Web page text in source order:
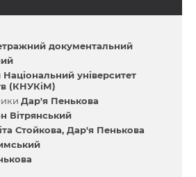
документальний
Національний університет
(КНУКіМ)
Дар'я Пенькова
Вітрянський
Стойкова Дар'я Пенькова